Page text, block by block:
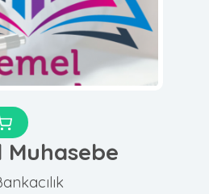
Muhasebe